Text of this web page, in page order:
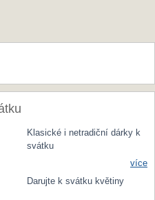
Klasické i netradiční dárky k
svátku
více
Darujte k svátku květiny